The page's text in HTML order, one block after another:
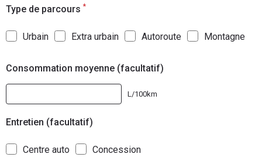
Type de parcours *
Urbain Extra urbain Autoroute Montagne
Consommation moyenne (facultatif)
L/100km
Entretien (facultatif)
Centre auto Concession